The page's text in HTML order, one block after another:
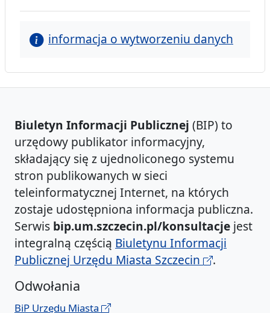
informacja o wytworzeniu danych
Biuletyn Informacji Publicznej (BIP) to
urzędowy publikator informacyjny,
składający się z ujednoliconego systemu
stron publikowanych w sieci
teleinformatycznej Internet, na których
zostaje udostępniona informacja publiczna.
Serwis bip.um.szczecin.pl/konsultacje jest
integralną częścią Biuletynu Informacji
Publicznej Urzędu Miasta Szczecin
.
Odwołania
BiP Urzędu Miasta